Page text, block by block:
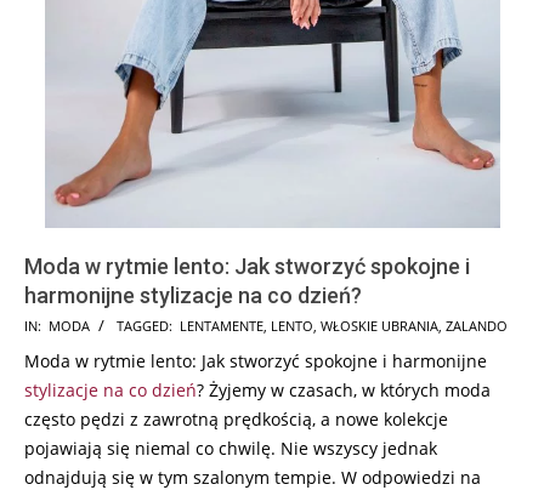
Moda w rytmie lento: Jak stworzyć spokojne i
harmonijne stylizacje na co dzień?
2024-
12-
10
IN: MODA TAGGED: LENTAMENTE LENTO WŁOSKIE UBRANIA ZALANDO
Moda w rytmie lento: Jak stworzyć spokojne i harmonijne
stylizacje na co dzień? Żyjemy w czasach, w których moda
często pędzi z zawrotną prędkością, a nowe kolekcje
pojawiają się niemal co chwilę. Nie wszyscy jednak
odnajdują się w tym szalonym tempie. W odpowiedzi na